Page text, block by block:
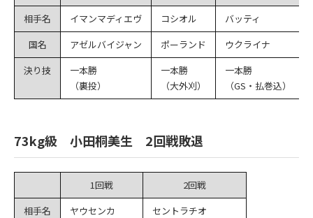
相手名
イマンマディエヴ コシオル バッティ
国名
アゼルバイジャン ポーランド ウクライナ
決り技
一本勝
（裏投）
一本勝
（大外刈）
一本勝
（GS・払巻込）
73kg級 小田桐美生 2回戦敗退
1回戦
2回戦
相手名
ヤウセンカ
セントラチオ